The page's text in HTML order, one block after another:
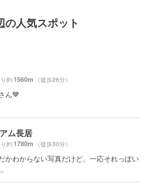
人気スポット
約1560m （徒歩26分）
ん💙
ム長居
約1780m （徒歩30分）
かわからない写真だけど、一応それっぽい